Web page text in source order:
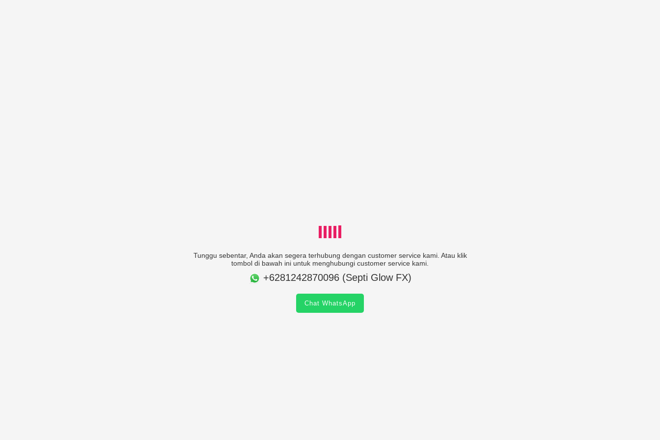
Tunggu sebentar, Anda akan segera terhubung dengan customer service kami. Atau klik
tombol di bawah ini untuk menghubungi customer service kami.
+6281242870096 (Septi Glow FX)
Chat WhatsApp